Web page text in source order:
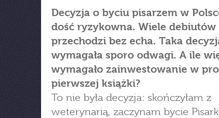
Decyzja o byciu pisarzem w
dość ryzykowna. Wiele debiutów
przechodzi bez echa. Taka
wymagała sporo odwagi. A ile
wymagało zainwestowanie w
pierwszej książki?
To nie była decyzja: skończyłam z
weterynarią, zaczynam bycie